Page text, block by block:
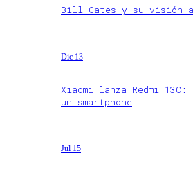
Bill Gates y su visión
Dic 13
Xiaomi lanza Redmi
un smartphone
Jul 15